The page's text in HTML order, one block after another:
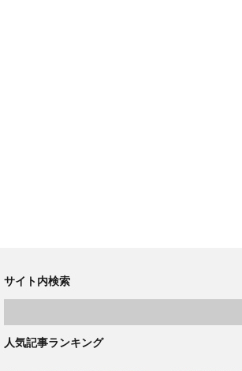
サイト内検索
人気記事ランキング